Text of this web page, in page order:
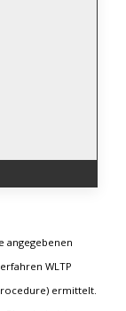
angegebenen
WLTP
ermittelt.